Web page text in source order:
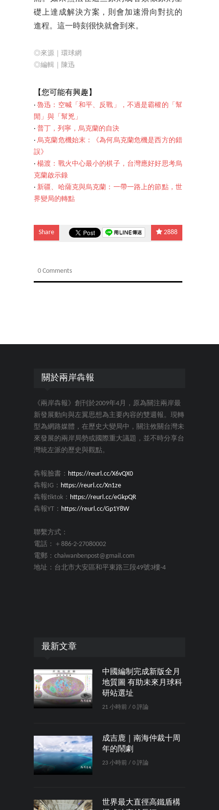
礎上達成解決方案，則會加速滑向對抗的
進程。這一時刻很快就會到來。
◎來源｜環球網
◎編輯｜陳迅
【您可能有興趣】
‧魯迅：空喊「和平、反戰」，不過是霸權的「幫
閒」與「幫兇」
‧ 普丁，列寧，烏克蘭的自決
‧烏克蘭危機始末：《為何烏克蘭危機是西方的錯
誤》
‧楊渡：戰火中心最小的棋子，台灣應好好思考烏
克蘭啟示錄
‧ 新疆、哈薩克與烏克蘭：一帶一路上的節點，世
界變局的轉點
Share 2888
0 Comments
關於兩岸犇報
《兩岸犇報》創刊於2009年4月，原為關注兩岸最
新發展動向與左翼思想為主要內容的雙週報。現轉
型為網路媒體，在歷史大變局中，關注攸關台灣未
來發展的兩岸局勢或國際重大議題，並不時分享台
灣統左派的歷史與觀點。
犇報臉書： https://reurl.cc/X6vQX0
犇報IG： https://reurl.cc/Xn1ze
犇報tiktok： https://reurl.cc/eGkpQR
犇報YT： https://reurl.cc/Gp1Y8W
聯繫方式：
電話：＋886-2-27080002
電郵：chaiwanbenpost@gmail.com
地址：台北市大安區和平東路三段49號3樓-4
最新文章
中國編制完成新版全月
地質圖 有助未來月球科
研站選址
21 小時前 / 0 評論
成吉鹿｜南海仲裁十周
年的鬧劇
23 小時前 / 0 評論
世界最大直徑高鐵盾構